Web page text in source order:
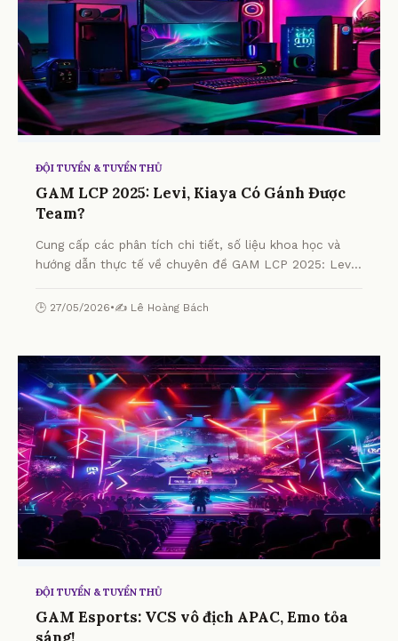
ĐỘI TUYỂN & TUYỂN THỦ
GAM LCP 2025: Levi, Kiaya Có Gánh Được
Team?
Cung cấp các phân tích chi tiết, số liệu khoa học và
hướng dẫn thực tế về chuyên đề GAM LCP 2025: Levi,
🕒 27/05/2026•✍️ Lê Hoàng Bách
ĐỘI TUYỂN & TUYỂN THỦ
GAM Esports: VCS vô địch APAC, Emo tỏa